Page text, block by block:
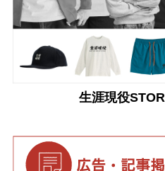
生涯現役